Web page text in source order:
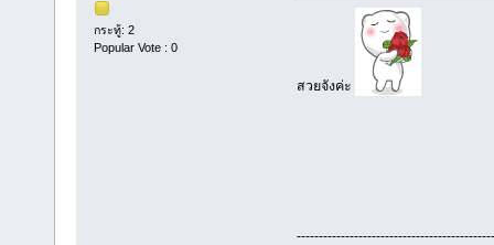
กระทู้: 2
Popular Vote : 0
สวยจังค่ะ